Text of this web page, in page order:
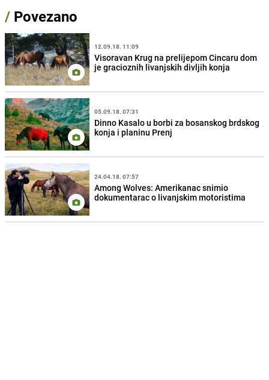
/ Povezano
12.09.18. 11:09
Visoravan Krug na prelijepom Cincaru dom
je gracioznih livanjskih divljih konja
05.09.18. 07:31
Dinno Kasalo u borbi za bosanskog brdskog
konja i planinu Prenj
24.04.18. 07:57
Among Wolves: Amerikanac snimio
dokumentarac o livanjskim motoristima